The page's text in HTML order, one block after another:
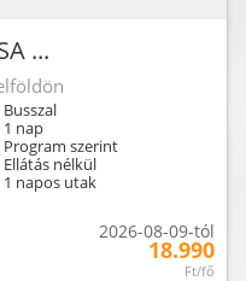
...
Busszal
1 nap
Program szerint
Ellátás nélkül
1 napos utak
2026-08-09-tól
18.990
Ft/fő